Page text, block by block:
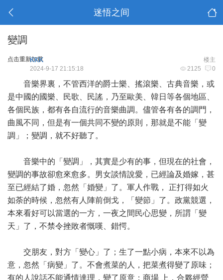
迷悟之间
變調
点击重新加载 楼主
KKK
2125 0
2024-9-17 21:15:18
音樂界裏，不管西洋的爵士樂、搖滾樂、古典音樂，或
是中國的國樂、民歌、民謠，乃至歐美、韓日等各個地區、
各個民族，都有各自流行的音樂曲調。儘管各有各的調門，
曲風不同，但是有一個共同不變的原則，那就是不能「變
調」；變調，就不好聽了。
音樂中的「變調」，其實是少有的事，但現在的社會，
變調的事故卻愈來愈多。男女談情說愛，已經論及婚嫁，甚
至已經結了婚，忽然「婚變」了。軍人作戰， 正打得如火
如荼的時候，忽然有人陣前倒戈，「變節」了。政黨競選，
本來看好可以當選的一方，一夜之間民心思變，所謂「變
天」了，不禁令挫敗者慨嘆、錯愕。
交朋友，對方「變心」了；生了一點小病，本來不以為
意，忽然「病變」了。不會煮菜的人，把菜煮得變了原味；
有的人說話不能通情達理，變了原意；商場 上，合夥經營